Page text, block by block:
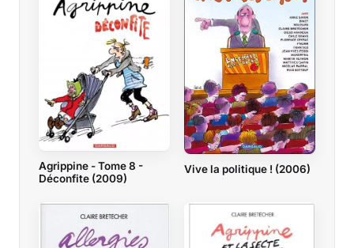
Agrippine - Tome 8 -
Déconfite (2009)
Vive la politique ! (2006)